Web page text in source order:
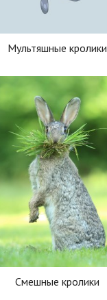
Мультяшные кролики
Смешные кролики